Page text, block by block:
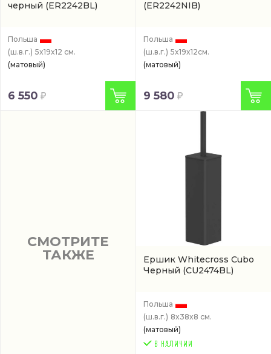
черный (ER2242BL)
Польша
(ш.в.г.) 5x19x12 см.
(матовый)
6 550
(ER2242NIB)
Польша
(ш.в.г.) 5x19x12см.
(матовый)
9 580
СМОТРИТЕ
ТАКЖЕ
Ершик Whitecross Cubo
Черный (CU2474BL)
Польша
(ш.в.г.) 8x38x8 см.
(матовый)